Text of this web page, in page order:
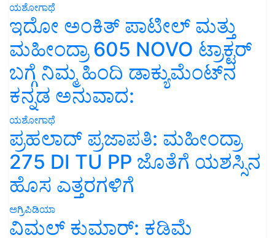
ಯಶೋಗಾಥೆ
ಇದೋ ಅಂಕಿತ್ ಪಾಟೀಲ್ ಮತ್ತು
ಮಹೀಂದ್ರಾ 605 NOVO ಟ್ರಾಕ್ಟರ್
ಬಗ್ಗೆ ನಿಮ್ಮ ಹಿಂದಿ ಡಾಕ್ಯುಮೆಂಟ್‌ನ
ಕನ್ನಡ ಅನುವಾದ:
ಯಶೋಗಾಥೆ
ಪ್ರಹಲಾದ್ ಪ್ರಜಾಪತಿ: ಮಹೀಂದ್ರಾ
275 DI TU PP ಜೊತೆಗೆ ಯಶಸ್ಸಿನ
ಹೊಸ ಎತ್ತರಗಳಿಗೆ
ಅಗ್ರಿಪಿಡಿಯಾ
ವಿಮಲ್ ಕುಮಾರ್: ಕಡಿಮೆ